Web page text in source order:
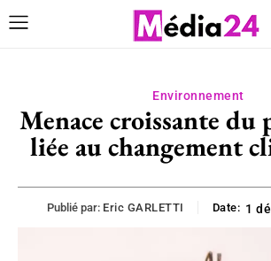
Environnement
Menace croissante du
liée au changement
Publié par: Eric GARLETTI Date: 1